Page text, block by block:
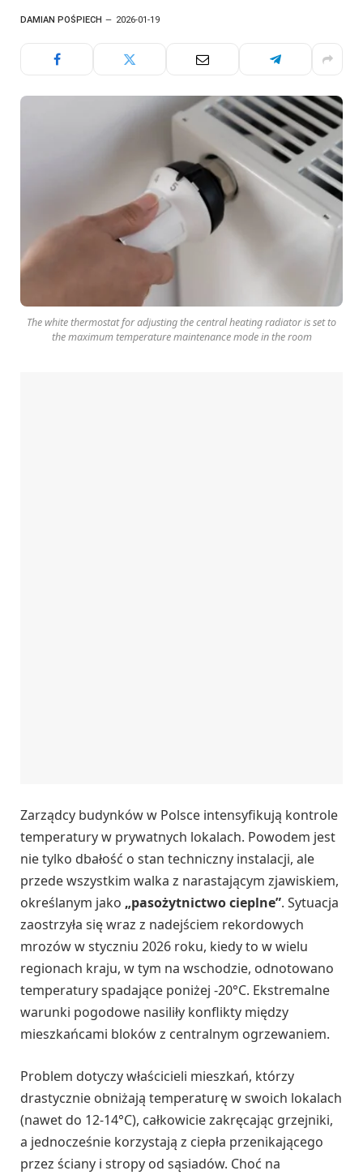
DAMIAN POŚPIECH 2026-01-19
The white thermostat for adjusting the central heating radiator is set to
the maximum temperature maintenance mode in the room
Zarządcy budynków w Polsce intensyfikują kontrole
temperatury w prywatnych lokalach. Powodem jest
nie tylko dbałość o stan techniczny instalacji, ale
przede wszystkim walka z narastającym zjawiskiem,
określanym jako „pasożytnictwo cieplne”. Sytuacja
zaostrzyła się wraz z nadejściem rekordowych
mrozów w styczniu 2026 roku, kiedy to w wielu
regionach kraju, w tym na wschodzie, odnotowano
temperatury spadające poniżej -20°C. Ekstremalne
warunki pogodowe nasiliły konflikty między
mieszkańcami bloków z centralnym ogrzewaniem.
Problem dotyczy właścicieli mieszkań, którzy
drastycznie obniżają temperaturę w swoich lokalach
(nawet do 12-14°C), całkowicie zakręcając grzejniki,
a jednocześnie korzystają z ciepła przenikającego
przez ściany i stropy od sąsiadów. Choć na